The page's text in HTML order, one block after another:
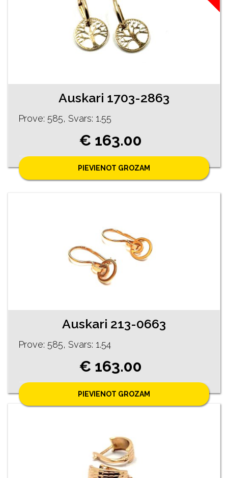
Auskari 1703-2863
Prove: 585, Svars: 1.55
€ 163.00
PIEVIENOT GROZAM
Auskari 213-0663
Prove: 585, Svars: 1.54
€ 163.00
PIEVIENOT GROZAM